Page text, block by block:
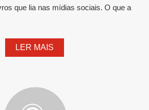
que lia nas mídias sociais. O que a
LER MAIS